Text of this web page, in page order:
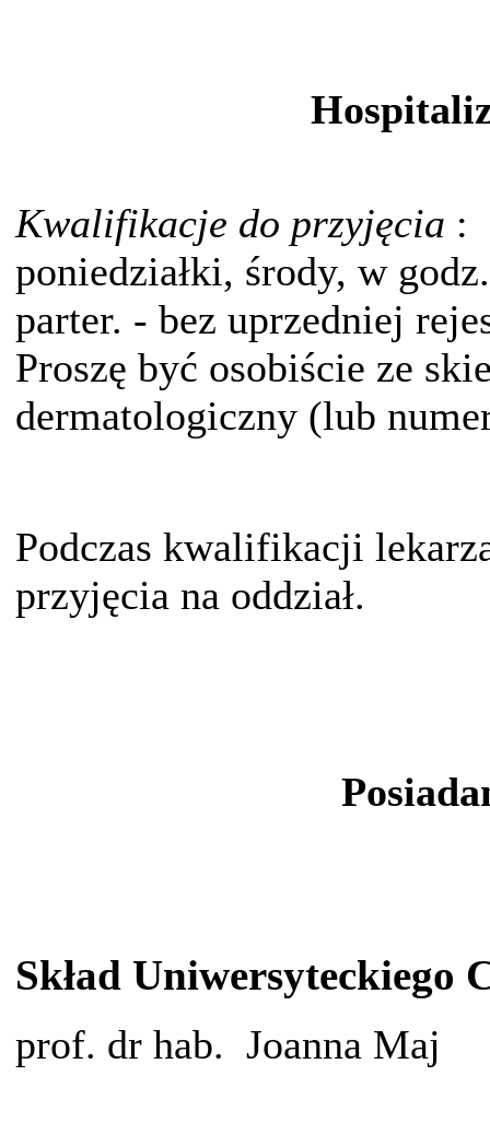
Kwalifikacje do przyjęcia :
poniedziałki, środy, w
parter. - bez uprzedniej
Proszę być osobiście ze
dermatologiczny (lub
Podczas kwalifikacji
przyjęcia na oddział.
Skład Uniwersyteckiego
prof. dr hab. Joanna Maj